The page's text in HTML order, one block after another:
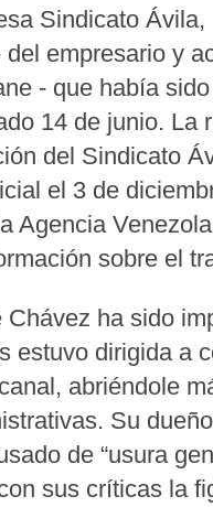
Sindicato
del empresario y
- que había
14 de junio. La
del Sindicato
el 3 de
Agencia
sobre el
Chávez ha sido
estuvo dirigida a
abriéndole
Su
de “usura
sus críticas la